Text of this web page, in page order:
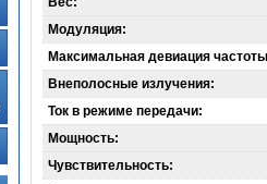
Модуляция:
Максимальная девиация
Внеполосные излучения:
Ток в режиме передачи:
Мощность:
Чувствительность: